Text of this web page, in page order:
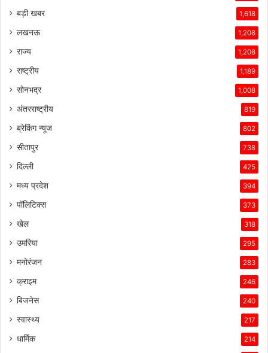
बड़ी खबर 1,618
लखनऊ 1,208
राज्य 1,208
राष्ट्रीय 1,189
सोनभद्र 1,008
अंतरराष्ट्रीय 819
ब्रेकिंग न्यूज 802
सीतापुर 738
दिल्ली 425
मध्य प्रदेश 394
पॉलिटिक्स 373
खेल 318
उमरिया 295
मनोरंजन 283
क्राइम 246
बिजनेस 240
स्वास्थ्य 217
धार्मिक 214